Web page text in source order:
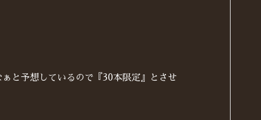
と予想しているので『30本限定』とさせ